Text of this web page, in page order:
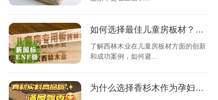
如何选择最佳儿童房板材？西林木业用户案例分享
了解西林木业在儿童房板材方面的创新
和成功案例，如何避...
为什么选择香杉木作为孕妇衣柜的理想材料？